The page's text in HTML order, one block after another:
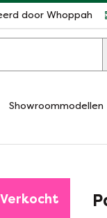
door Whoppah
Showroommodellen
Verkocht